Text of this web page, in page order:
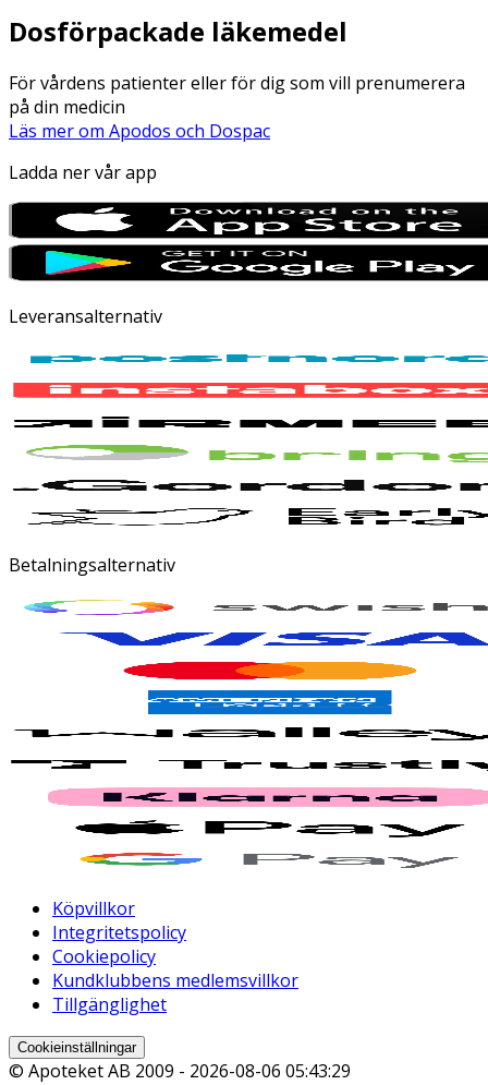
Dosförpackade läkemedel
För vårdens patienter eller för dig som vill prenumerera
på din medicin
Läs mer om Apodos och Dospac
Ladda ner vår app
Leveransalternativ
Betalningsalternativ
Köpvillkor
Integritetspolicy
Cookiepolicy
Kundklubbens medlemsvillkor
Tillgänglighet
Cookieinställningar
© Apoteket AB 2009 - 2026-08-06 05:43:29